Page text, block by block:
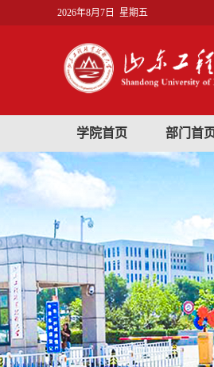
2026年8月7日 星期五
学院首页 部门首页